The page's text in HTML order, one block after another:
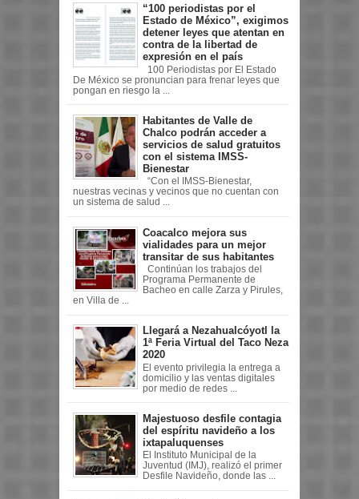
“100 periodistas por el
Estado de México”, exigimos
detener leyes que atentan en
contra de la libertad de
expresión en el país
100 Periodistas por El Estado
De México se pronuncian para frenar leyes que
pongan en riesgo la ...
Habitantes de Valle de
Chalco podrán acceder a
servicios de salud gratuitos
con el sistema IMSS-
Bienestar
“Con el IMSS-Bienestar,
nuestras vecinas y vecinos que no cuentan con
un sistema de salud ...
Coacalco mejora sus
vialidades para un mejor
transitar de sus habitantes
Continúan los trabajos del
Programa Permanente de
Bacheo en calle Zarza y Pirules,
en Villa de ...
Llegará a Nezahualcóyotl la
1ª Feria Virtual del Taco Neza
2020
El evento privilegia la entrega a
domicilio y las ventas digitales
por medio de redes ...
Majestuoso desfile contagia
del espíritu navideño a los
ixtapaluquenses
El Instituto Municipal de la
Juventud (IMJ), realizó el primer
Desfile Navideño, donde las ...